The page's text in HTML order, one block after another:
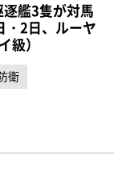
艦3隻が対馬
・2日、ルーヤ
）
衛